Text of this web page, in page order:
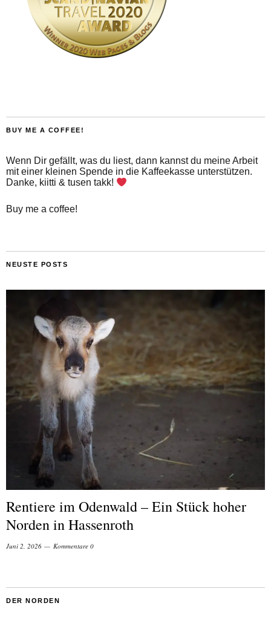
BUY ME A COFFEE!
Wenn Dir gefällt, was du liest, dann kannst du meine Arbeit
mit einer kleinen Spende in die Kaffeekasse unterstützen.
Danke, kiitti & tusen takk!
Buy me a coffee!
NEUSTE POSTS
Rentiere im Odenwald – Ein Stück hoher
Norden in Hassenroth
Juni 2, 2026 Kommentare 0
DER NORDEN